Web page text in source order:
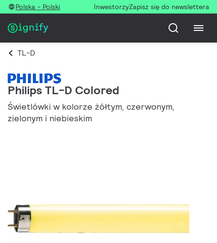
Polska - Polski InwestorzyZapisz się do newslettera
TL-D
Philips TL-D Colored
Świetlówki w kolorze żółtym, czerwonym,
zielonym i niebieskim